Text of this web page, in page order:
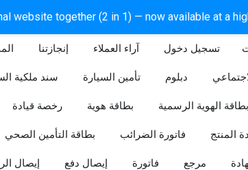
website together (2 in 1) — now available at a
إنجازتنا آراء العملاء تسجيل دخول​
سند ملكية تأمين السيارة دبلوم
رخصة قيادة بطاقة هوية الهوية الرسمية
بطاقة التأمين الصحي فاتورة الضرائب المنتج
إيصال إيصال دفع فاتورة مرجع